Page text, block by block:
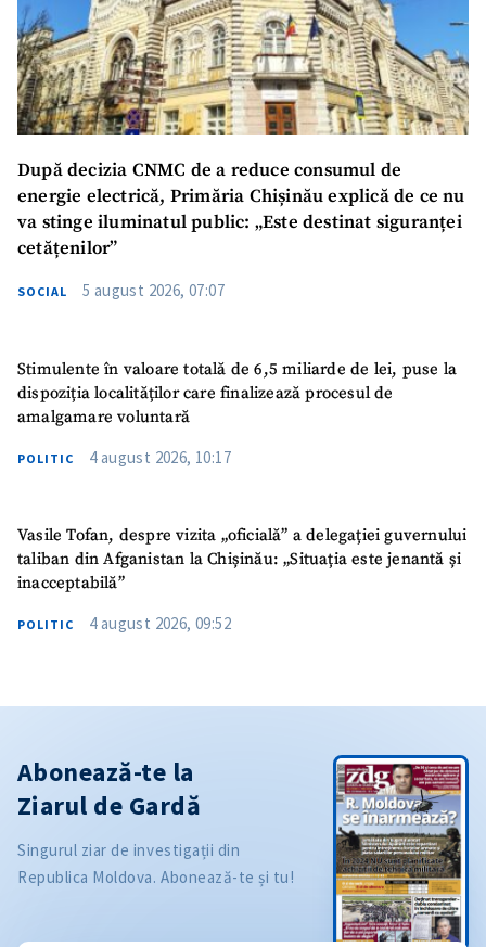
După decizia CNMC de a reduce consumul de
energie electrică, Primăria Chișinău explică de ce nu
va stinge iluminatul public: „Este destinat siguranței
cetățenilor”
SOCIAL 5 august 2026, 07:07
Stimulente în valoare totală de 6,5 miliarde de lei, puse la
dispoziția localităților care finalizează procesul de
amalgamare voluntară
POLITIC 4 august 2026, 10:17
Vasile Tofan, despre vizita „oficială” a delegației guvernului
taliban din Afganistan la Chișinău: „Situația este jenantă și
inacceptabilă”
POLITIC 4 august 2026, 09:52
Abonează-te la
Ziarul de Gardă
Singurul ziar de investigații din
Republica Moldova. Abonează-te și tu!